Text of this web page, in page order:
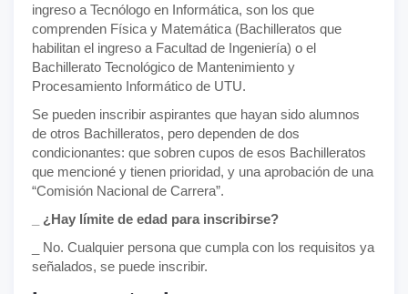
ingreso a Tecnólogo en Informática, son los que
comprenden Física y Matemática (Bachilleratos que
habilitan el ingreso a Facultad de Ingeniería) o el
Bachillerato Tecnológico de Mantenimiento y
Procesamiento Informático de UTU.
Se pueden inscribir aspirantes que hayan sido alumnos
de otros Bachilleratos, pero dependen de dos
condicionantes: que sobren cupos de esos Bachilleratos
que mencioné y tienen prioridad, y una aprobación de una
“Comisión Nacional de Carrera”.
_ ¿Hay límite de edad para inscribirse?
_ No. Cualquier persona que cumpla con los requisitos ya
señalados, se puede inscribir.